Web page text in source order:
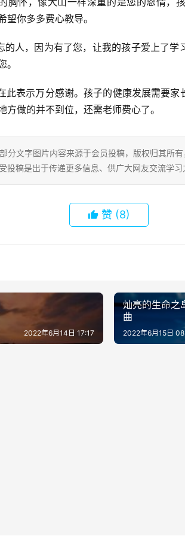
你多多费心教导。
的人，因为有了您，让我的孩子爱上了
表示万分感谢。孩子的健康发展需要家
做的并不到位，还需老师费心了。
分文字图片内容来源于会员投稿，版权归其所
投稿是出于传递更多信息、供广大网友交流学习
赞 (8)
2022年6月14日 17:17
灿亮的生命之
曲
2022年6月15日